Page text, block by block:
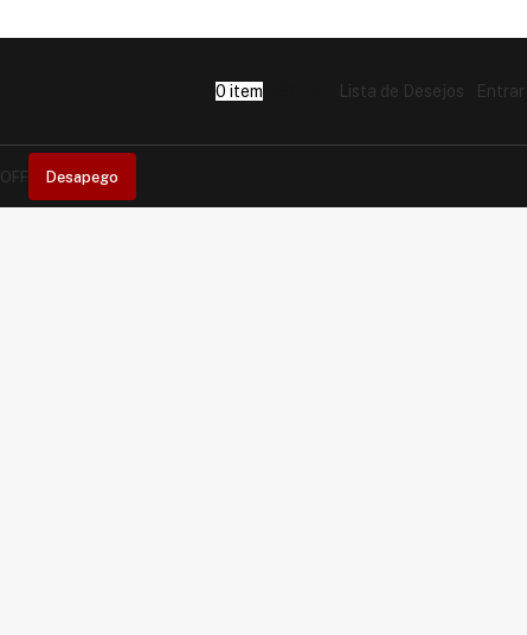
0 item Lista de Desejos
OFF Desapego